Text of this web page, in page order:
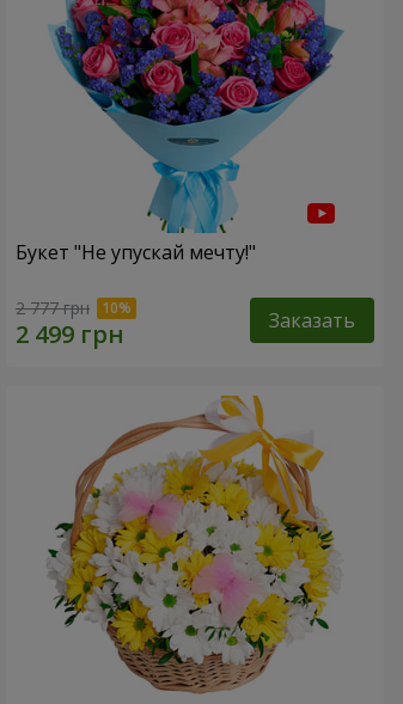
Букет "Не упускай мечту!"
2 777 грн Заказать